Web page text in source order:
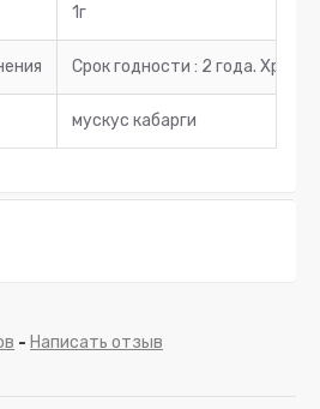
1г
Срок годности : 2 года.
мускус кабарги
- Написать отзыв